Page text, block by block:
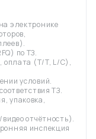
электронике
по ТЗ.
оплата (T/T, L/C),
условий.
ТЗ.
упаковка,
отчётность).
инспекция